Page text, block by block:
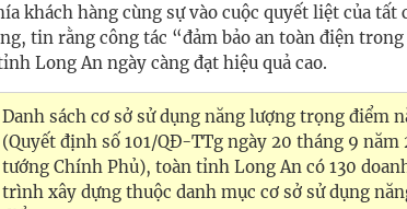
khách hàng cùng sự vào cuộc quyết liệt của tất
tin rằng công tác “đảm bảo an toàn điện
Long An ngày càng đạt hiệu quả cao.
Danh sách cơ sở sử dụng năng lượng trọng điểm
(Quyết định số 101/QĐ-TTg ngày 20 tháng 9 năm
tướng Chính Phủ), toàn tỉnh Long An có 130
trình xây dựng thuộc danh mục cơ sở sử dụng